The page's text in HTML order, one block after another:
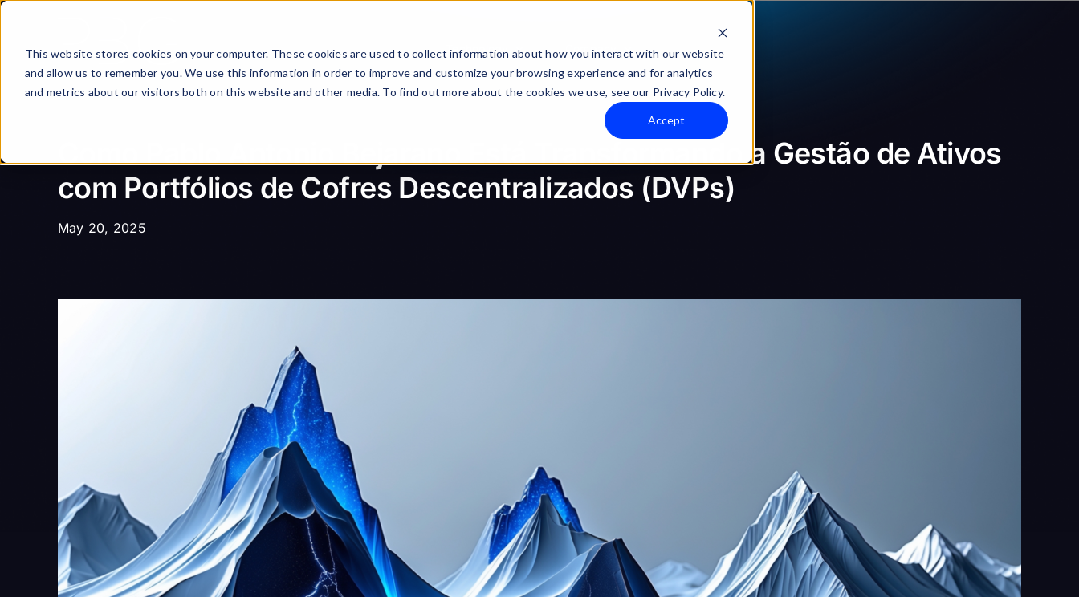
This website stores cookies on your computer. These cookies are used to collect information about how you interact with our website
and allow us to remember you. We use this information in order to improve and customize your browsing experience and for analytics
and metrics about our visitors both on this website and other media. To find out more about the cookies we use, see our Privacy Policy.
Accept
Skip
content
Technology Company
Como Pablo Antonio Bejarano Está Transformando a Gestão de Ativos
com Portfólios de Cofres Descentralizados (DVPs)
May 20, 2025